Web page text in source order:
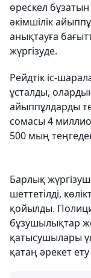
өрескел бұзатын
әкімшілік
анықтауға
жүргізуде.
Рейдтік іс-
ұсталды,
айыппұлдарды
сомасы 4
500 мың
Барлық
шеттетілді,
қойылды.
бұзушылықтар
қатысушылары
қатаң әрекет